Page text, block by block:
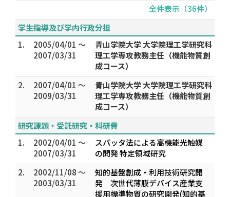
全件表示（36件）
学生指導及び学内行政分担
1.
2005/04/01 ～
2007/03/31
青山学院大学 大学院理工学研究科
理工学専攻教務主任（機能物質創
成コース）
2.
2007/04/01 ～
2009/03/31
青山学院大学 大学院理工学研究科
理工学専攻教務主任（機能物質創
成コース）
研究課題・受託研究・科研費
1.
2002/04/01 ～
2007/03/31
スパッタ法による高機能光触媒
の開発 特定領域研究
2.
2002/11/08 ～
2003/03/31
知的基盤創成・利用技術研究開
発 次世代薄膜デバイス産業支
援用標準物質の研究開発(知的基